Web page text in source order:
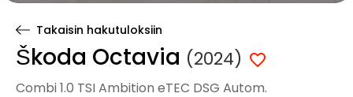
Takaisin hakutuloksiin
Škoda Octavia (2024)
Combi 1.0 TSI Ambition eTEC DSG Autom.